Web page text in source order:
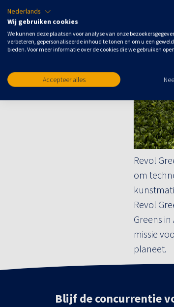
Revol
om
Revol
Greens
missie
planeet.
Blijf de concurrentie
Nederlands
Wij gebruiken cookies
We kunnen deze plaatsen voor analyse van onze
verbeteren, gepersonaliseerde inhoud te tonen en om u een
bieden. Voor meer informatie over de cookies die we gebruiken
Accepteer alles